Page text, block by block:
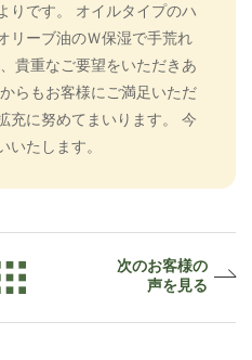
りです。 オイルタイプのハ
リーブ油のＷ保湿で手荒れ
貴重なご要望をいただきあ
らもお客様にご満足いただ
充に努めてまいります。 今
いたします。
次のお客様の
声を見る